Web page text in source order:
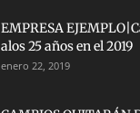
EMPRESA
alos 25 años en el 2019
enero 22, 2019